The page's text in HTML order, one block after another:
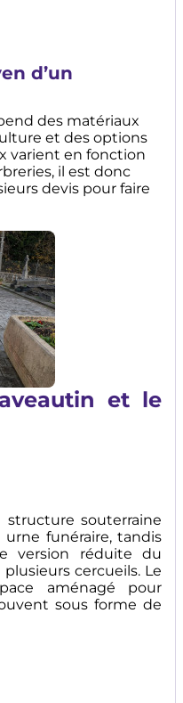
d’un
des matériaux
et des options
varient en fonction
il est donc
devis pour faire
et le
souterraine
funéraire, tandis
version réduite du
cercueils. Le
aménagé pour
sous forme de